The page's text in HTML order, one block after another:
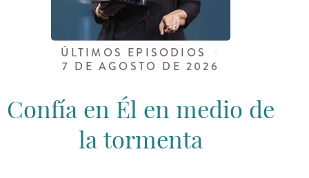
ÚLTIMOS EPISODIOS
7 DE AGOSTO DE 2026
Confía en Él en medio de
la tormenta